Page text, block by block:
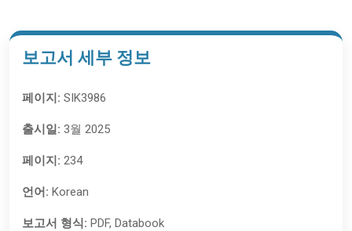
보고서 세부 정보
페이지: SIK3986
출시일: 3월 2025
페이지: 234
언어: Korean
보고서 형식: PDF, Databook